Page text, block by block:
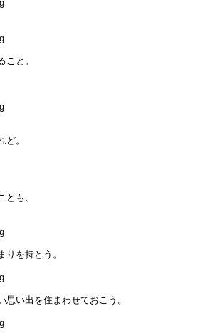
と。
。
も、
りを持とう。
い出を住まわせておこう。